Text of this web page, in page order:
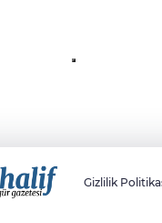
Gizlilik